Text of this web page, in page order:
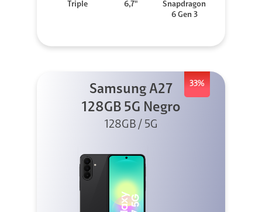
Triple
6,7"
Snapdragon
6 Gen 3
33%
Samsung A27
128GB 5G Negro
128GB / 5G